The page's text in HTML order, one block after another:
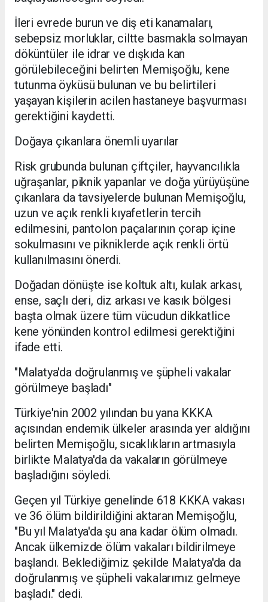
İleri evrede burun ve diş eti kanamaları,
sebepsiz morluklar, ciltte basmakla solmayan
döküntüler ile idrar ve dışkıda kan
görülebileceğini belirten Memişoğlu, kene
tutunma öyküsü bulunan ve bu belirtileri
yaşayan kişilerin acilen hastaneye başvurması
gerektiğini kaydetti.
Doğaya çıkanlara önemli uyarılar
Risk grubunda bulunan çiftçiler, hayvancılıkla
uğraşanlar, piknik yapanlar ve doğa yürüyüşüne
çıkanlara da tavsiyelerde bulunan Memişoğlu,
uzun ve açık renkli kıyafetlerin tercih
edilmesini, pantolon paçalarının çorap içine
sokulmasını ve pikniklerde açık renkli örtü
kullanılmasını önerdi.
Doğadan dönüşte ise koltuk altı, kulak arkası,
ense, saçlı deri, diz arkası ve kasık bölgesi
başta olmak üzere tüm vücudun dikkatlice
kene yönünden kontrol edilmesi gerektiğini
ifade etti.
"Malatya'da doğrulanmış ve şüpheli vakalar
görülmeye başladı"
Türkiye'nin 2002 yılından bu yana KKKA
açısından endemik ülkeler arasında yer aldığını
belirten Memişoğlu, sıcaklıkların artmasıyla
birlikte Malatya'da da vakaların görülmeye
başladığını söyledi.
Geçen yıl Türkiye genelinde 618 KKKA vakası
ve 36 ölüm bildirildiğini aktaran Memişoğlu,
"Bu yıl Malatya'da şu ana kadar ölüm olmadı.
Ancak ülkemizde ölüm vakaları bildirilmeye
başlandı. Beklediğimiz şekilde Malatya'da da
doğrulanmış ve şüpheli vakalarımız gelmeye
başladı." dedi.